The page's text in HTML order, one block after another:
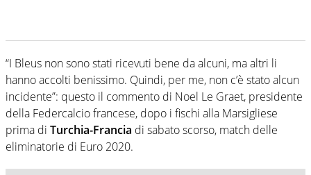
“I Bleus non sono stati ricevuti bene da alcuni, ma altri li
hanno accolti benissimo. Quindi, per me, non c’è stato alcun
incidente”: questo il commento di Noel Le Graet, presidente
della Federcalcio francese, dopo i fischi alla Marsigliese
prima di Turchia-Francia di sabato scorso, match delle
eliminatorie di Euro 2020.